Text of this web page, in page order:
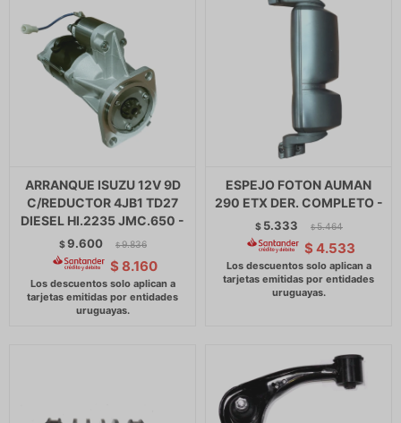
ARRANQUE ISUZU 12V 9D
C/REDUCTOR 4JB1 TD27
DIESEL HI.2235 JMC.650 -
$9.600 $ 9.836
$ 8.160
ESPEJO FOTON AUMAN
290 ETX DER. COMPLETO -
$ 5.333 $ 5.464
$ 4.533